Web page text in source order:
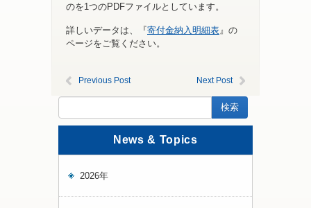
のを1つのPDFファイルとしています。
詳しいデータは、『寄付金納入明細表 』の
ページをご覧ください。
Previous Post Next Post
News & Topics
2026年